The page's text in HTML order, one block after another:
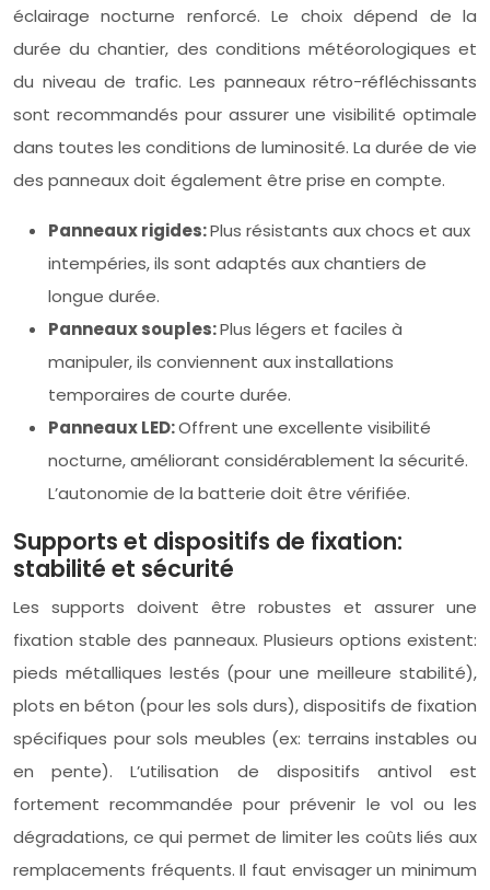
éclairage nocturne renforcé. Le choix dépend de la
durée du chantier, des conditions météorologiques et
du niveau de trafic. Les panneaux rétro-réfléchissants
sont recommandés pour assurer une visibilité optimale
dans toutes les conditions de luminosité. La durée de vie
des panneaux doit également être prise en compte.
Panneaux rigides:Plus résistants aux chocs et aux
intempéries, ils sont adaptés aux chantiers de
longue durée.
Panneaux souples:Plus légers et faciles à
manipuler, ils conviennent aux installations
temporaires de courte durée.
Panneaux LED:Offrent une excellente visibilité
nocturne, améliorant considérablement la sécurité.
L’autonomie de la batterie doit être vérifiée.
Supports et dispositifs de fixation:
stabilité et sécurité
Les supports doivent être robustes et assurer une
fixation stable des panneaux. Plusieurs options existent:
pieds métalliques lestés (pour une meilleure stabilité),
plots en béton (pour les sols durs), dispositifs de fixation
spécifiques pour sols meubles (ex: terrains instables ou
en pente). L’utilisation de dispositifs antivol est
fortement recommandée pour prévenir le vol ou les
dégradations, ce qui permet de limiter les coûts liés aux
remplacements fréquents. Il faut envisager un minimum